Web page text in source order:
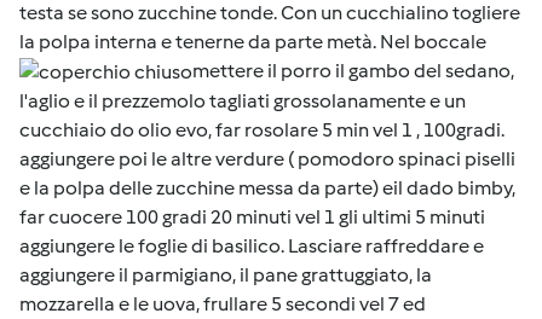
testa se sono zucchine tonde. Con un cucchialino togliere
la polpa interna e tenerne da parte metà. Nel boccale
mettere il porro il gambo del sedano,
l'aglio e il prezzemolo tagliati grossolanamente e un
cucchiaio do olio evo, far rosolare 5 min vel 1 , 100gradi.
aggiungere poi le altre verdure ( pomodoro spinaci piselli
e la polpa delle zucchine messa da parte) eil dado bimby,
far cuocere 100 gradi 20 minuti vel 1 gli ultimi 5 minuti
aggiungere le foglie di basilico. Lasciare raffreddare e
aggiungere il parmigiano, il pane grattuggiato, la
mozzarella e le uova, frullare 5 secondi vel 7 ed